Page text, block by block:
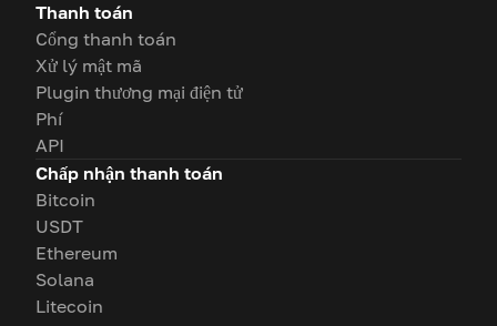
Thanh toán
Cổng thanh toán
Xử lý mật mã
Plugin thương mại điện tử
Phí
API
Chấp nhận thanh toán
Bitcoin
USDT
Ethereum
Solana
Litecoin